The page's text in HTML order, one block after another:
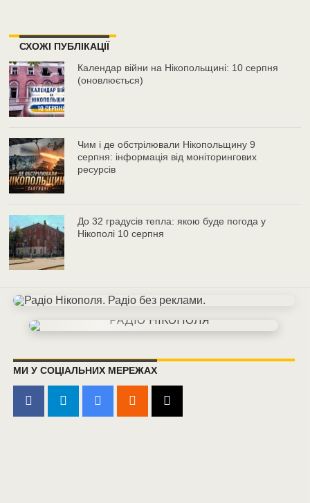
СХОЖІ ПУБЛІКАЦІЇ
Календар війни на Нікопольщині: 10 серпня
(оновлюється)
Чим і де обстрілювали Нікопольщину 9
серпня: інформація від моніторингових
ресурсів
До 32 градусів тепла: якою буде погода у
Нікополі 10 серпня
МИ У СОЦІАЛЬНИХ МЕРЕЖАХ